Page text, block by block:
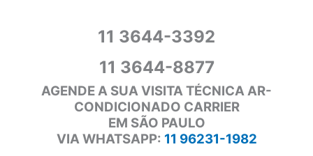
11 3644-3392
11 3644-8877
AGENDE A SUA VISITA TÉCNICA AR-
CONDICIONADO CARRIER
EM SÃO PAULO
VIA WHATSAPP: 11 96231-1982